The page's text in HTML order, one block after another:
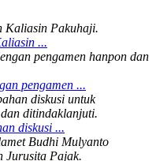
...
pengamen ...
diskusi ...